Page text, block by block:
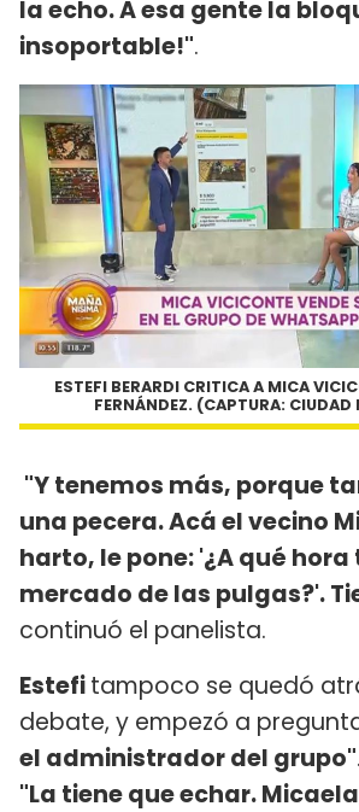
la echo. A esa gente la
insoportable!".
ESTEFI BERARDI CRITICA A MICA
FERNÁNDEZ. (CAPTURA: CIUDAD
"Y tenemos más, porque
una pecera. Acá el vecino
harto, le pone: '¿A qué
mercado de las pulgas?'.
continuó el panelista.
Estefitampoco se quedó
debate, y empezó a
el administrador del grupo"
"La tiene que echar.